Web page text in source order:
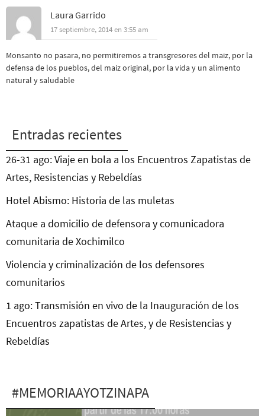
Laura Garrido
17 septiembre, 2014 en 3:55 am
Monsanto no pasara, no permitiremos a transgresores del maiz, por la
defensa de los pueblos, del maiz original, por la vida y un alimento
natural y saludable
Entradas recientes
26-31 ago: Viaje en bola a los Encuentros Zapatistas de
Artes, Resistencias y Rebeldías
Hotel Abismo: Historia de las muletas
Ataque a domicilio de defensora y comunicadora
comunitaria de Xochimilco
Violencia y criminalización de los defensores
comunitarios
1 ago: Transmisión en vivo de la Inauguración de los
Encuentros zapatistas de Artes, y de Resistencias y
Rebeldías
#MEMORIAAYOTZINAPA